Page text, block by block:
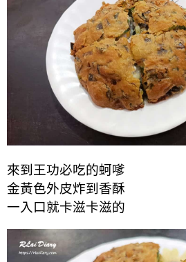
來到王功必吃的蚵嗲
金黃色外皮炸到香酥
一入口就卡滋卡滋的